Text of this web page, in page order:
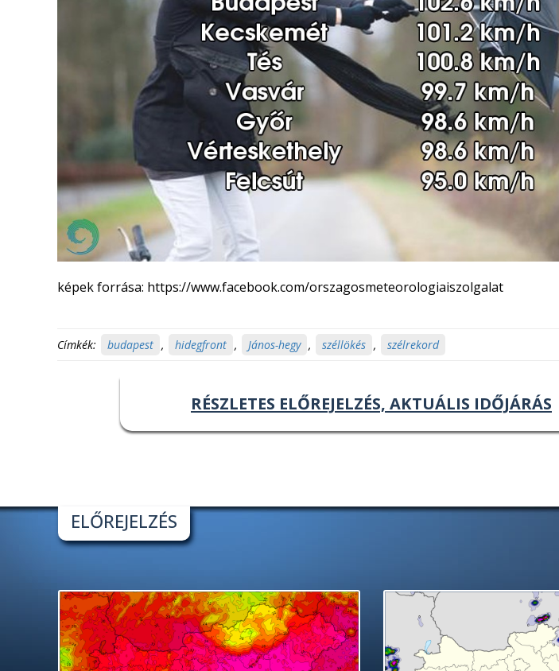
képek forrása: https://www.facebook.com/orszagosmeteorologiaiszolgalat
Címkék: budapest , hidegfront , János-hegy , széllökés , szélrekord
RÉSZLETES ELŐREJELZÉS, AKTUÁLIS IDŐJÁRÁS
ELŐREJELZÉS